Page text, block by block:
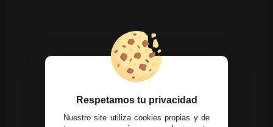
Respetamos tu privacidad
Nuestro site utiliza cookies propias y de